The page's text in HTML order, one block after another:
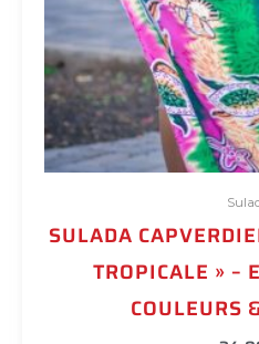
SULADA
TROPICALE » –
COULEURS